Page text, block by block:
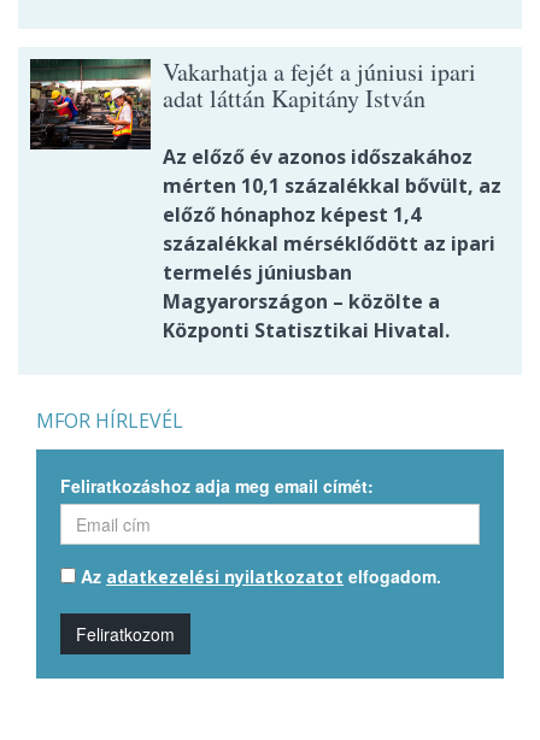
Vakarhatja a fejét a júniusi ipari
adat láttán Kapitány István
Az előző év azonos időszakához
mérten 10,1 százalékkal bővült, az
előző hónaphoz képest 1,4
százalékkal mérséklődött az ipari
termelés júniusban
Magyarországon – közölte a
Központi Statisztikai Hivatal.
MFOR HÍRLEVÉL
Feliratkozáshoz adja meg email címét:
Az adatkezelési nyilatkozatot elfogadom.
Feliratkozom